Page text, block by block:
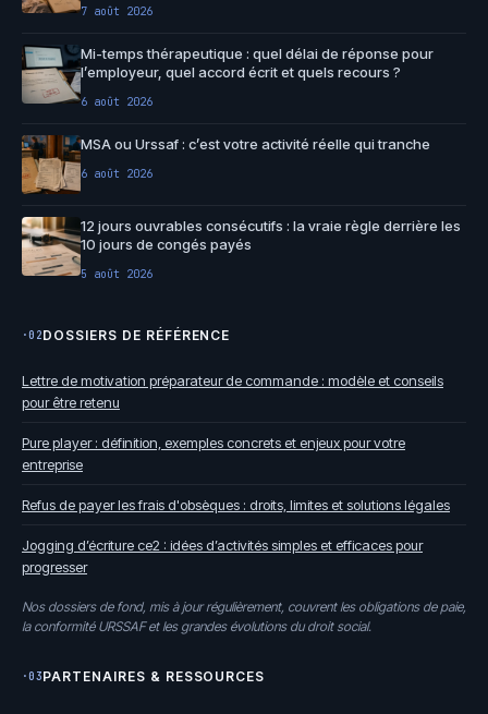
7 août 2026
Mi-temps thérapeutique : quel délai de réponse pour
l’employeur, quel accord écrit et quels recours ?
6 août 2026
MSA ou Urssaf : c’est votre activité réelle qui tranche
6 août 2026
12 jours ouvrables consécutifs : la vraie règle derrière les
10 jours de congés payés
5 août 2026
·02DOSSIERS DE RÉFÉRENCE
Lettre de motivation préparateur de commande : modèle et conseils
pour être retenu
Pure player : définition, exemples concrets et enjeux pour votre
entreprise
Refus de payer les frais d'obsèques : droits, limites et solutions légales
Jogging d’écriture ce2 : idées d’activités simples et efficaces pour
progresser
Nos dossiers de fond, mis à jour régulièrement, couvrent les obligations de paie,
la conformité URSSAF et les grandes évolutions du droit social.
·03PARTENAIRES & RESSOURCES